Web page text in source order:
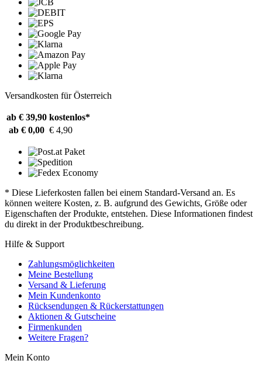
Versandkosten für Österreich
ab € 39,90 kostenlos*
ab € 0,00 € 4,90
* Diese Lieferkosten fallen bei einem Standard-Versand an. Es
können weitere Kosten, z. B. aufgrund des Gewichts, Größe oder
Eigenschaften der Produkte, entstehen. Diese Informationen findest
du direkt in der Produktbeschreibung.
Hilfe & Support
Zahlungsmöglichkeiten
Meine Bestellung
Versand & Lieferung
Mein Kundenkonto
Rücksendungen & Rückerstattungen
Aktionen & Gutscheine
Firmenkunden
Weitere Fragen?
Mein Konto